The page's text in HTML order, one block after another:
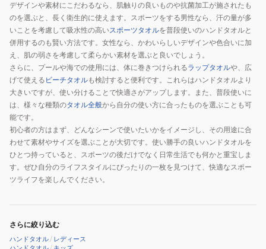
デザインや素材にこだわるなら、肌触りの良いものや抗菌加工が施されたも
のを選ぶと、長く衛生的に使えます。スポーツをする男性なら、汗の量が多
いことを考慮して吸水性の高いスポーツタオルを普段使いのハンドタオルと
併用するのも賢い方法です。女性なら、かわいらしいデザインや色合いに加
え、肌の弱さを考慮して柔らかい素材を選ぶと良いでしょう。
さらに、プールや海での使用には、体に巻きつけられるラップタオルや、広
げて使える ビーチタオルも検討すると便利です。これらはハンドタオルより
大きいですが、使い分けることで快適さがアップします。また、普段使いに
は、様々な種類のタオル全般から自分の使い方に合ったものを選ぶことも可
能です。
初心者の方はまず、どんなシーンで使いたいかをイメージし、その用途に合
わせて素材やサイズを選ぶことが大切です。使い勝手の良いハンドタオルを
ひとつ持っていると、スポーツの後だけでなく日常生活でも何かと重宝しま
す。ぜひ自分のライフスタイルにぴったりの一枚を見つけて、快適なスポー
ツライフを楽しんでください。
さらに絞り込む
ハンドタオル/ レディース